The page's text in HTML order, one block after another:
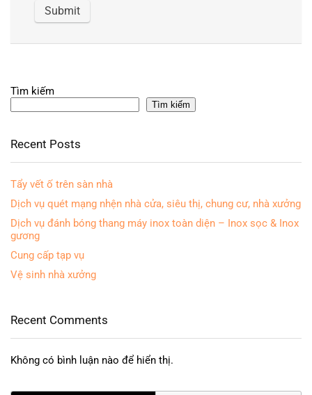
Tìm kiếm
Tìm kiếm
Recent Posts
Tẩy vết ố trên sàn nhà
Dịch vụ quét mạng nhện nhà cửa, siêu thị, chung cư, nhà xưởng
Dịch vụ đánh bóng thang máy inox toàn diện – Inox sọc & Inox
gương
Cung cấp tạp vụ
Vệ sinh nhà xưởng
Recent Comments
Không có bình luận nào để hiển thị.